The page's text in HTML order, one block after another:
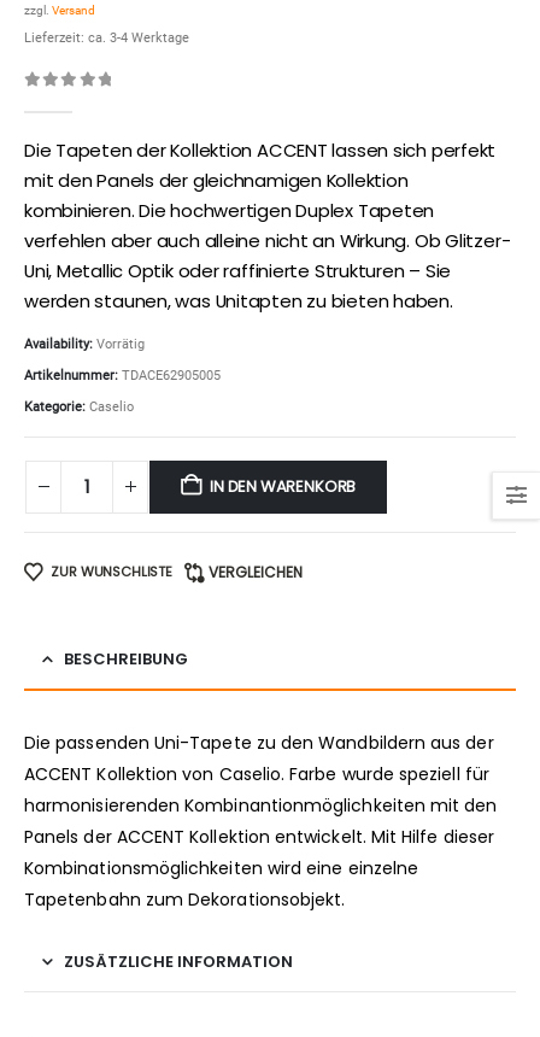
zzgl. Versand
Lieferzeit: ca. 3-4 Werktage
Die Tapeten der Kollektion ACCENT lassen sich perfekt
mit den Panels der gleichnamigen Kollektion
kombinieren. Die hochwertigen Duplex Tapeten
verfehlen aber auch alleine nicht an Wirkung. Ob Glitzer-
Uni, Metallic Optik oder raffinierte Strukturen – Sie
werden staunen, was Unitapten zu bieten haben.
Availability: Vorrätig
Artikelnummer: TDACE62905005
Kategorie: Caselio
IN DEN WARENKORB
ZUR WUNSCHLISTE VERGLEICHEN
BESCHREIBUNG
Die passenden Uni-Tapete zu den Wandbildern aus der
ACCENT Kollektion von Caselio. Farbe wurde speziell für
harmonisierenden Kombinantionmöglichkeiten mit den
Panels der ACCENT Kollektion entwickelt. Mit Hilfe dieser
Kombinationsmöglichkeiten wird eine einzelne
Tapetenbahn zum Dekorationsobjekt.
ZUSÄTZLICHE INFORMATION